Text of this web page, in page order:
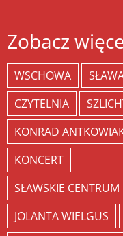
Zobacz
WSCHOWA
CZYTELNIA
KONRAD
KONCERT
SŁAWSKIE
JOLANTA WIELGUS